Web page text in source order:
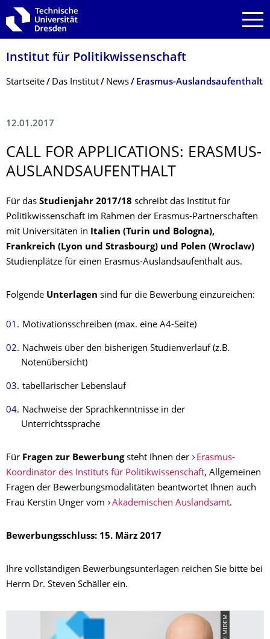
Zur Hauptnavigation springen
Zur Suche springen
Zum Inhalt springen
Institut für Politikwissen­schaft
Breadcrumb-Menü
Startseite Das Institut News Erasmus-Auslandsaufenthalt
12.01.2017
CALL FOR APPLICATIONS: ERASMUS-
AUSLANDSAUFENT­HALT
Für das Studienjahr 2017/18 schreibt das Institut für
Politikwissenschaft im Rahmen der Erasmus-Partnerschaften
mit Universitäten in Italien (Turin und Bologna),
Frankreich (Lyon und Strasbourg) und Polen (Wroclaw)
Studienplätze für einen Erasmus-Auslandsaufenthalt aus.
Folgende Unterlagen sind für die Bewerbung einzureichen:
Motivationsschreiben (max. eine A4-Seite)
Nachweis über den bisherigen Studienverlauf (z.B.
Notenübersicht)
tabellarischer Lebenslauf
Nachweise der Sprachkenntnisse in der
Unterrichtssprache
Für Fragen zur Bewerbungsteht Ihnen der
Erasmus-
Koordinator des Instituts für Politikwissenschaft, Allgemeinen
Fragen der Bewerbungsmodalitäten beantwortet Ihnen auch
Frau Kerstin Unger vom
Akademischen Auslandsamt.
Bewerbungsschluss: 15. März 2017
Ihre vollständigen Bewerbungsunterlagen reichen Sie bitte bei
Herrn Dr. Steven Schäller ein.
© MIDEM